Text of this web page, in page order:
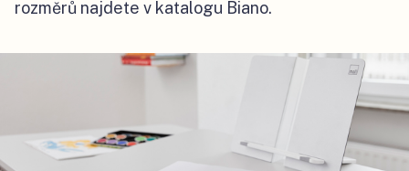
rozměrů najdete v katalogu Biano.